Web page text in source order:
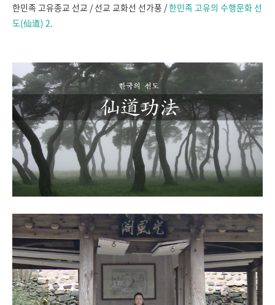
한민족 고유종교 선교 / 선교 교화선 선가풍 /한민족 고유의 수행문화 선
도(仙道) 2.